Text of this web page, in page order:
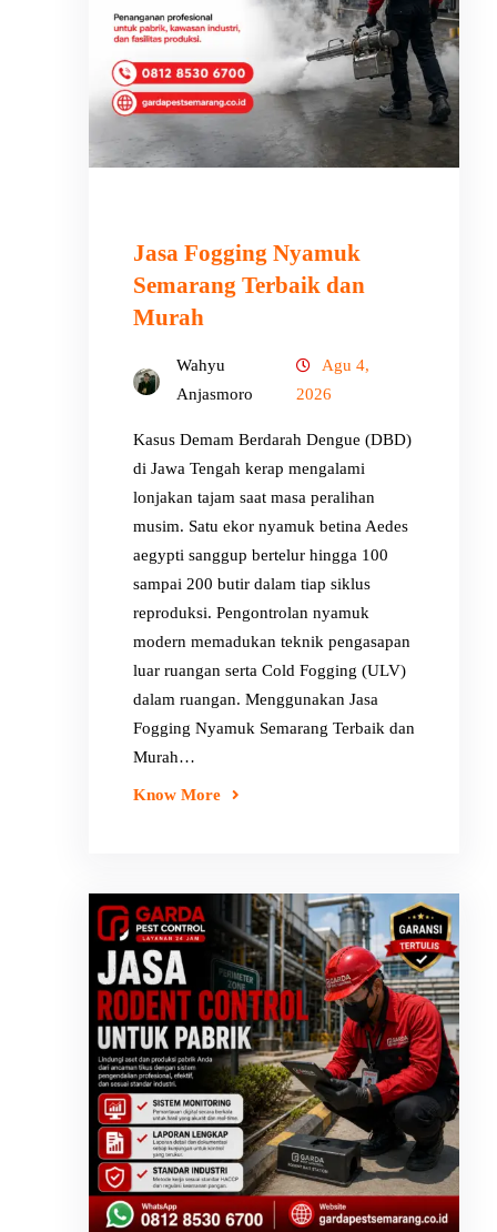
Jasa Fogging Nyamuk
Semarang Terbaik dan
Murah
Wahyu
Anjasmoro
Agu 4,
2026
Kasus Demam Berdarah Dengue (DBD)
di Jawa Tengah kerap mengalami
lonjakan tajam saat masa peralihan
musim. Satu ekor nyamuk betina Aedes
aegypti sanggup bertelur hingga 100
sampai 200 butir dalam tiap siklus
reproduksi. Pengontrolan nyamuk
modern memadukan teknik pengasapan
luar ruangan serta Cold Fogging (ULV)
dalam ruangan. Menggunakan Jasa
Fogging Nyamuk Semarang Terbaik dan
Murah…
Know More